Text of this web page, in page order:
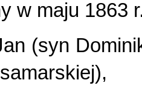
w maju 1863
(syn